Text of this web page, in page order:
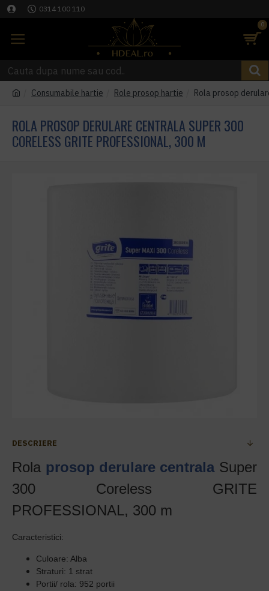
0314 100 110
0
Consumabile hartie Role prosop hartie Rola prosop
ROLA PROSOP DERULARE CENTRALA SUPER 300
CORELESS GRITE PROFESSIONAL, 300 M
DESCRIERE
Rola prosop derulare centralaSuper
300 Coreless GRITE
PROFESSIONAL, 300 m
Caracteristici:
Culoare: Alba
Straturi: 1 strat
Portii/ rola: 952 portii